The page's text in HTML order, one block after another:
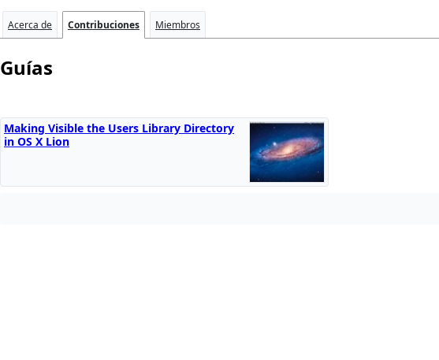
Acerca de Contribuciones Miembros
Guías
Making Visible the Users Library Directory
in OS X Lion